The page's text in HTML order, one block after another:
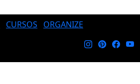
CURSOS ORGANIZE